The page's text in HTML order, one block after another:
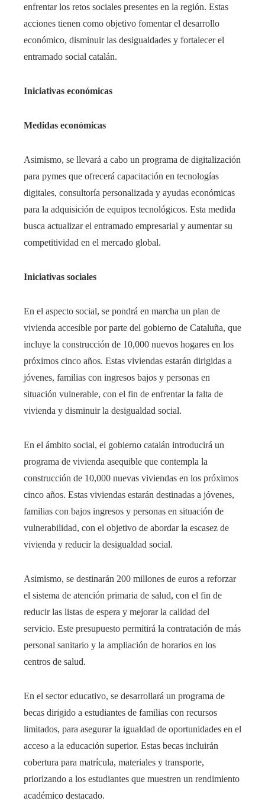
enfrentar los retos sociales presentes en la región. Estas
acciones tienen como objetivo fomentar el desarrollo
económico, disminuir las desigualdades y fortalecer el
entramado social catalán.
Iniciativas económicas
Medidas económicas
Asimismo, se llevará a cabo un programa de digitalización
para pymes que ofrecerá capacitación en tecnologías
digitales, consultoría personalizada y ayudas económicas
para la adquisición de equipos tecnológicos. Esta medida
busca actualizar el entramado empresarial y aumentar su
competitividad en el mercado global.
Iniciativas sociales
En el aspecto social, se pondrá en marcha un plan de
vivienda accesible por parte del gobierno de Cataluña, que
incluye la construcción de 10,000 nuevos hogares en los
próximos cinco años. Estas viviendas estarán dirigidas a
jóvenes, familias con ingresos bajos y personas en
situación vulnerable, con el fin de enfrentar la falta de
vivienda y disminuir la desigualdad social.
En el ámbito social, el gobierno catalán introducirá un
programa de vivienda asequible que contempla la
construcción de 10,000 nuevas viviendas en los próximos
cinco años. Estas viviendas estarán destinadas a jóvenes,
familias con bajos ingresos y personas en situación de
vulnerabilidad, con el objetivo de abordar la escasez de
vivienda y reducir la desigualdad social.​
Asimismo, se destinarán 200 millones de euros a reforzar
el sistema de atención primaria de salud, con el fin de
reducir las listas de espera y mejorar la calidad del
servicio. Este presupuesto permitirá la contratación de más
personal sanitario y la ampliación de horarios en los
centros de salud.​
En el sector educativo, se desarrollará un programa de
becas dirigido a estudiantes de familias con recursos
limitados, para asegurar la igualdad de oportunidades en el
acceso a la educación superior. Estas becas incluirán
cobertura para matrícula, materiales y transporte,
priorizando a los estudiantes que muestren un rendimiento
académico destacado.